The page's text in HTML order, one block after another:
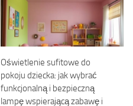
Oświetlenie sufitowe do
pokoju dziecka: jak wybrać
funkcjonalną i bezpieczną
lampę wspierającą zabawę i